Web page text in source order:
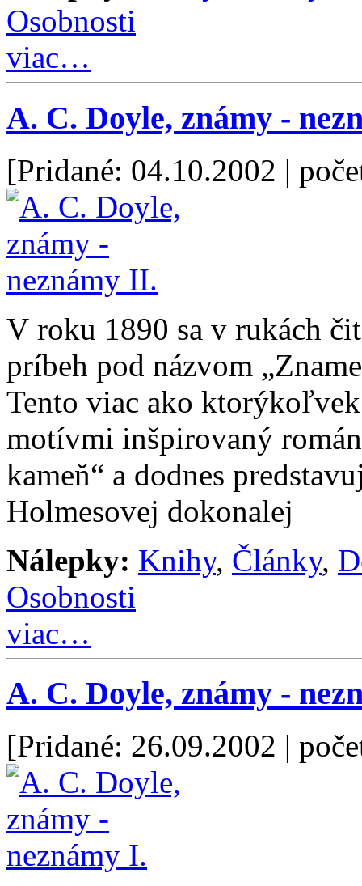
Osobnosti
viac…
A. C. Doyle, známy -
[Pridané: 04.10.2002 |
V roku 1890 sa v rukách
príbeh pod názvom
Tento viac ako
motívmi inšpirovaný
kameň“ a dodnes
Holmesovej dokonalej
Nálepky: Knihy, Články,
Osobnosti
viac…
A. C. Doyle, známy -
[Pridané: 26.09.2002 |